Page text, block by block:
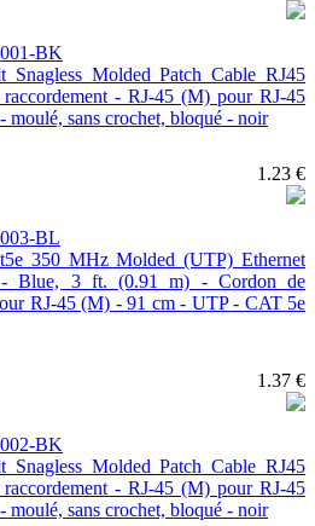
Molded Patch Cable RJ45
- RJ-45 (M) pour RJ-45
sans crochet, bloqué - noir
1.23 €
350 MHz Molded (UTP) Ethernet
Blue, 3 ft. (0.91 m) - Cordon de
RJ-45 (M) - 91 cm - UTP - CAT 5e
1.37 €
Molded Patch Cable RJ45
- RJ-45 (M) pour RJ-45
sans crochet, bloqué - noir